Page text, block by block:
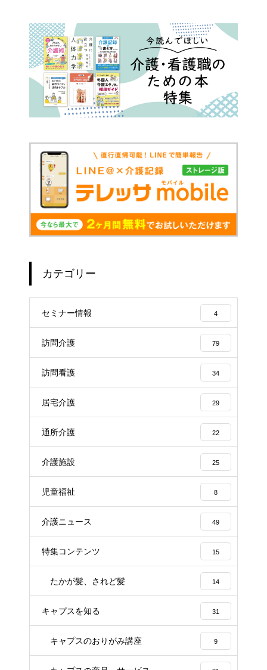
カテゴリー
セミナー情報 4
訪問介護 79
訪問看護 34
居宅介護 29
通所介護 22
介護施設 25
児童福祉 8
介護ニュース 49
特集コンテンツ 15
たかが髪、されど髪 14
キャプスを知る 31
キャプスのおりがみ講座 9